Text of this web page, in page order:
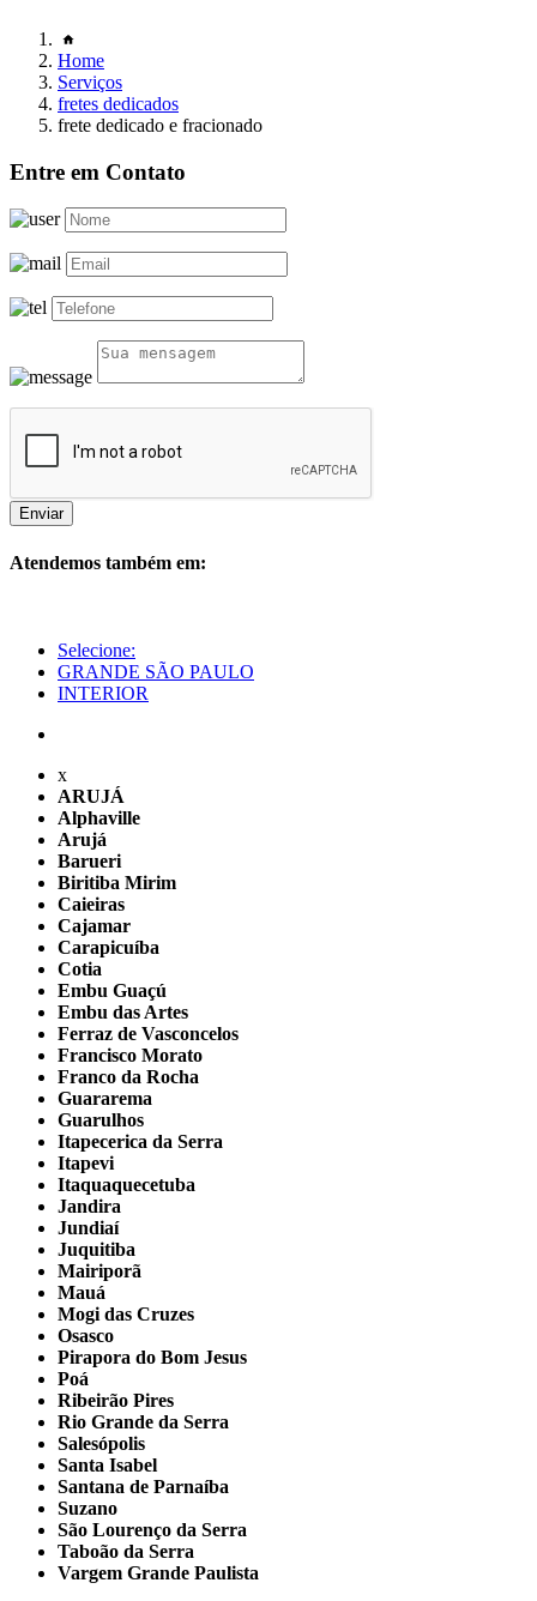
Home
Serviços
fretes dedicados
frete dedicado e fracionado
Entre em Contato
Enviar
Atendemos também em:
Selecione:
GRANDE SÃO PAULO
INTERIOR
x
ARUJÁ
Alphaville
Arujá
Barueri
Biritiba Mirim
Caieiras
Cajamar
Carapicuíba
Cotia
Embu Guaçú
Embu das Artes
Ferraz de Vasconcelos
Francisco Morato
Franco da Rocha
Guararema
Guarulhos
Itapecerica da Serra
Itapevi
Itaquaquecetuba
Jandira
Jundiaí
Juquitiba
Mairiporã
Mauá
Mogi das Cruzes
Osasco
Pirapora do Bom Jesus
Poá
Ribeirão Pires
Rio Grande da Serra
Salesópolis
Santa Isabel
Santana de Parnaíba
Suzano
São Lourenço da Serra
Taboão da Serra
Vargem Grande Paulista